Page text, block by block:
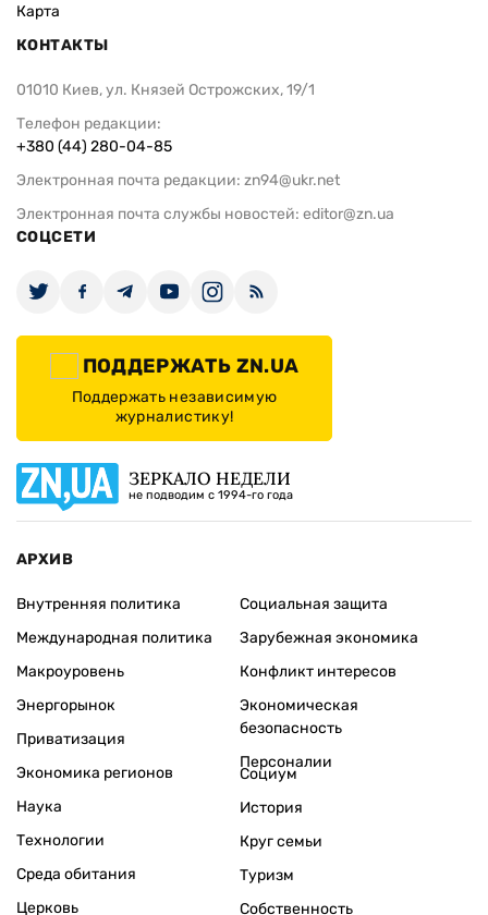
Карта
КОНТАКТЫ
01010 Киев, ул. Князей Острожских, 19/1
Телефон редакции:
+380 (44) 280-04-85
Электронная почта редакции: zn94@ukr.net
Электронная почта службы новостей: editor@zn.ua
СОЦСЕТИ
ПОДДЕРЖАТЬ ZN.UA
Поддержать независимую
журналистику!
ЗЕРКАЛО НЕДЕЛИ
не подводим с 1994-го года
АРХИВ
Внутренняя политика
Международная политика
Макроуровень
Энергорынок
Приватизация
Экономика регионов
Социальная защита
Зарубежная экономика
Конфликт интересов
Экономическая
безопасность
Персоналии
Наука
Технологии
Среда обитания
Церковь
Социум
История
Круг семьи
Туризм
Собственность